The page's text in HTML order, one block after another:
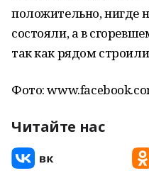
положительно, нигде
состояли, а в
так как рядом
Фото:
Читайте нас